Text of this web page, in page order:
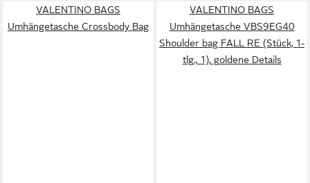
VALENTINO BAGS
Umhängetasche Crossbody Bag
VALENTINO BAGS
Umhängetasche VBS9EG40
Shoulder bag FALL RE (Stück, 1-
tlg., 1), goldene Details